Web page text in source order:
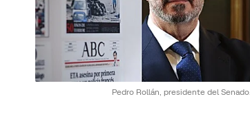
Pedro Rollán, presidente del Senado.